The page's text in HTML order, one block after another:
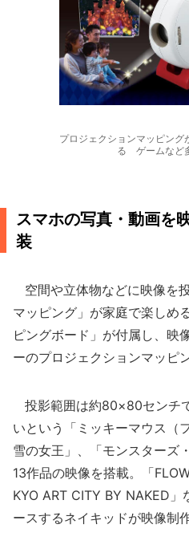
プロジェクションマッピング
る ゲームなど
スマホの写真・動画を
装
空間や立体物などに映像を
マッピング」が家庭で楽しめ
ピングボード」が付属し、映
ーのプロジェクションマッピ
投影範囲は約80×80センチ
いという「ミッキーマウス（
雪の女王」、「モンスターズ
13作品の映像を搭載。「
KYO ART CITY BY NAKED」
ースするネイキッドが映像制